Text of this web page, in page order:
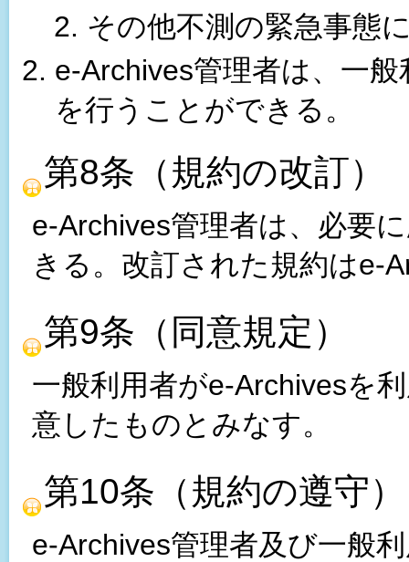
その他不測の緊急事態
e-Archives管理者は、一
を行うことができる。
第8条（規約の改訂）
e-Archives管理者は、必要
きる。改訂された規約はe-
第9条（同意規定）
一般利用者がe-Archivesを
意したものとみなす。
第10条（規約の遵守）
e-Archives管理者及び一般